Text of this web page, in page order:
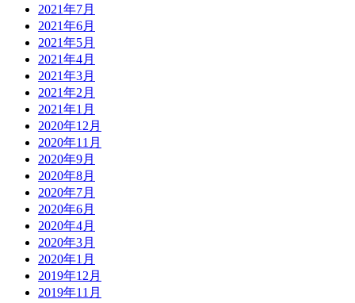
2021年7月
2021年6月
2021年5月
2021年4月
2021年3月
2021年2月
2021年1月
2020年12月
2020年11月
2020年9月
2020年8月
2020年7月
2020年6月
2020年4月
2020年3月
2020年1月
2019年12月
2019年11月